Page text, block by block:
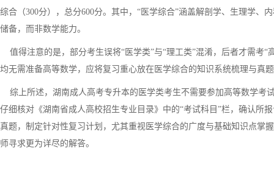
综合（300分），总分600分。其中，“医学综合”涵盖解剖学、生理学
储备，而非数学能力。
值得注意的是，部分考生误将“医学类”与“理工类”混淆，后者才需考“
均无需准备高等数学，应将复习重心放在医学综合的知识系统梳理与真
综上所述，湖南成人高考专升本的医学类考生不需要参加高等数学考
仔细核对《湖南省成人高校招生专业目录》中的“考试科目”栏，确认所
真题，制定针对性复习计划，尤其重视医学综合的广度与基础知识点掌
师寻求更为详尽的解答。